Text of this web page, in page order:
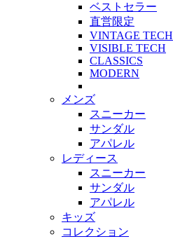
ベストセラー
直営限定
VINTAGE TECH
VISIBLE TECH
CLASSICS
MODERN
メンズ
スニーカー
サンダル
アパレル
レディース
スニーカー
サンダル
アパレル
キッズ
コレクション